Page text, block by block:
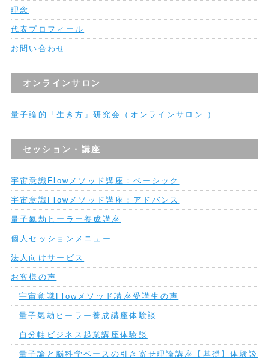
理念
代表プロフィール
お問い合わせ
オンラインサロン
量子論的「生き方」研究会（オンラインサロン ）
セッション・講座
宇宙意識Flowメソッド講座：ベーシック
宇宙意識Flowメソッド講座：アドバンス
量子氣劫ヒーラー養成講座
個人セッションメニュー
法人向けサービス
お客様の声
宇宙意識Flowメソッド講座受講生の声
量子氣劫ヒーラー養成講座体験談
自分軸ビジネス起業講座体験談
量子論と脳科学ベースの引き寄せ理論講座【基礎】体験談